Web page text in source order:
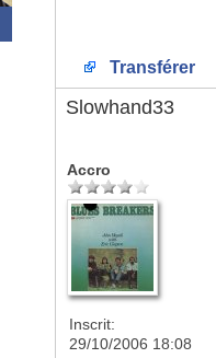
Transférer
Slowhand33
Accro
Inscrit:
29/10/2006 18:08